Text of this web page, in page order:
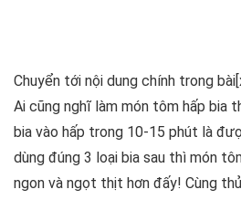
Chuyển tới nội dung chính trong bài
Ai cũng nghĩ làm món tôm hấp bia
bia vào hấp trong 10-15 phút là
dùng đúng 3 loại bia sau thì món
ngon và ngọt thịt hơn đấy! Cùng